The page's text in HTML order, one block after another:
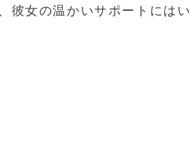
彼女の温かいサポートにはい